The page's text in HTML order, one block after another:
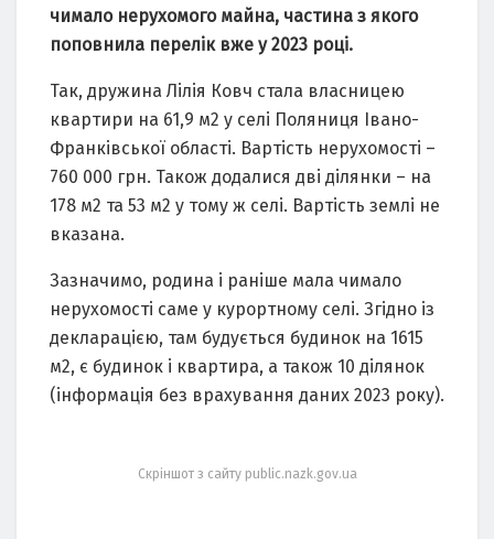
чимало нерухомого майна, частина з якого
поповнила перелік вже у 2023 році.
Так, дружина Лілія Ковч стала власницею
квартири на 61,9 м2 у селі Поляниця Івано-
Франківської області. Вартість нерухомості –
760 000 грн. Також додалися дві ділянки – на
178 м2 та 53 м2 у тому ж селі. Вартість землі не
вказана.
Зазначимо, родина і раніше мала чимало
нерухомості саме у курортному селі. Згідно із
декларацією, там будується будинок на 1615
м2, є будинок і квартира, а також 10 ділянок
(інформація без врахування даних 2023 року).
Скріншот з сайту public.nazk.gov.ua